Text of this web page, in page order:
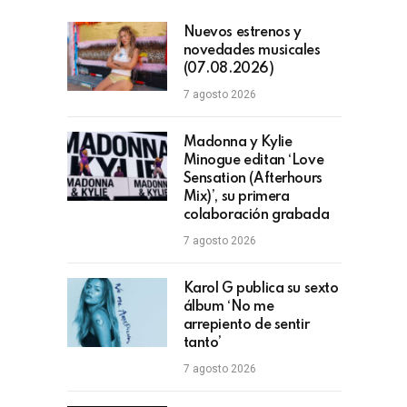
Nuevos estrenos y
novedades musicales
(07.08.2026)
7 agosto 2026
Madonna y Kylie
Minogue editan ‘Love
Sensation (Afterhours
Mix)’, su primera
colaboración grabada
7 agosto 2026
Karol G publica su sexto
álbum ‘No me
arrepiento de sentir
tanto’
7 agosto 2026